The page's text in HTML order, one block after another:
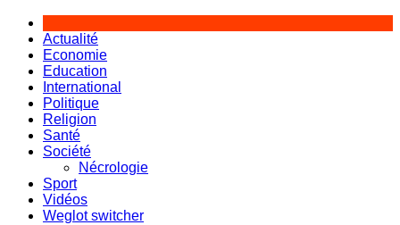
Actualité
Economie
Education
International
Politique
Religion
Santé
Société
Nécrologie
Sport
Vidéos
Weglot switcher